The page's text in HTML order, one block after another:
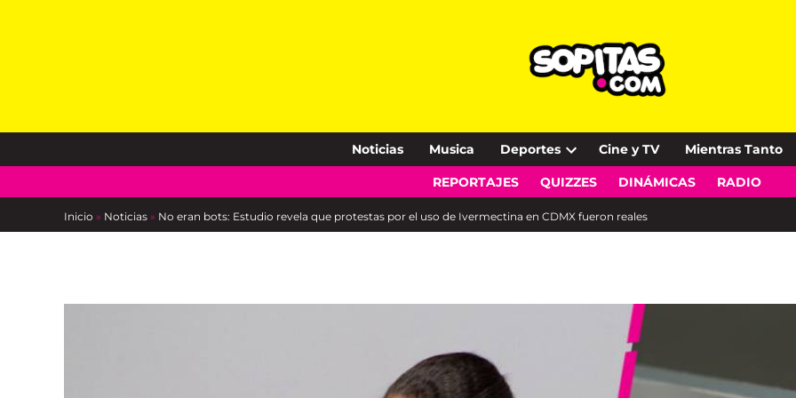
Noticias Musica Deportes
Open
dropdown
Cine y TV Mientras Tanto
REPORTAJES QUIZZES DINÁMICAS RADIO
Inicio » Noticias » No eran bots: Estudio revela que protestas por el uso de Ivermectina en CDMX fueron reales